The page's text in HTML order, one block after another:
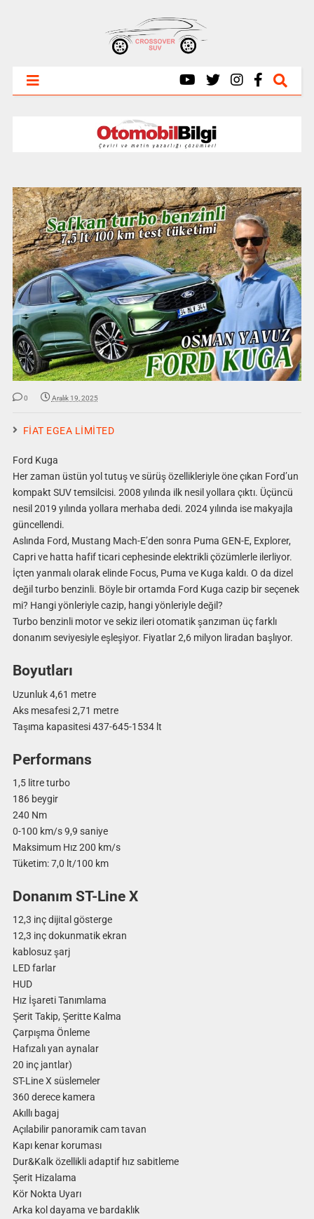
0 Aralık 19, 2025
FİAT EGEA LİMİTED
Ford Kuga
Her zaman üstün yol tutuş ve sürüş özellikleriyle öne çıkan Ford’un
kompakt SUV temsilcisi. 2008 yılında ilk nesil yollara çıktı. Üçüncü
nesil 2019 yılında yollara merhaba dedi. 2024 yılında ise makyajla
güncellendi.
Aslında Ford, Mustang Mach-E’den sonra Puma GEN-E, Explorer,
Capri ve hatta hafif ticari cephesinde elektrikli çözümlerle ilerliyor.
İçten yanmalı olarak elinde Focus, Puma ve Kuga kaldı. O da dizel
değil turbo benzinli. Böyle bir ortamda Ford Kuga cazip bir seçenek
mi? Hangi yönleriyle cazip, hangi yönleriyle değil?
Turbo benzinli motor ve sekiz ileri otomatik şanzıman üç farklı
donanım seviyesiyle eşleşiyor. Fiyatlar 2,6 milyon liradan başlıyor.
Boyutları
Uzunluk 4,61 metre
Aks mesafesi 2,71 metre
Taşıma kapasitesi 437-645-1534 lt
Performans
1,5 litre turbo
186 beygir
240 Nm
0-100 km/s 9,9 saniye
Maksimum Hız 200 km/s
Tüketim: 7,0 lt/100 km
Donanım ST-Line X
12,3 inç dijital gösterge
12,3 inç dokunmatik ekran
kablosuz şarj
LED farlar
HUD
Hız İşareti Tanımlama
Şerit Takip, Şeritte Kalma
Çarpışma Önleme
Hafızalı yan aynalar
20 inç jantlar)
ST-Line X süslemeler
360 derece kamera
Akıllı bagaj
Açılabilir panoramik cam tavan
Kapı kenar koruması
Dur&Kalk özellikli adaptif hız sabitleme
Şerit Hizalama
Kör Nokta Uyarı
Arka kol dayama ve bardaklık